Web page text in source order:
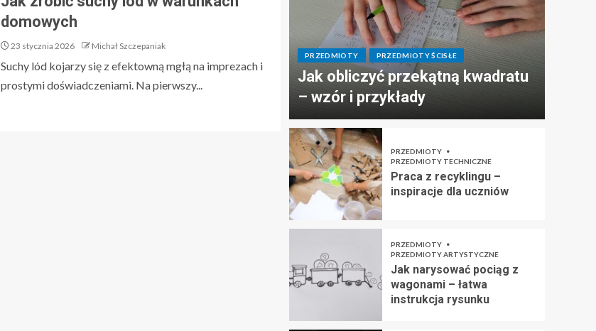
domowych
23 stycznia 2026 Michał Szczepaniak
Suchy lód kojarzy się z efektowną mgłą na imprezach i
prostymi doświadczeniami. Na pierwszy...
PRZEDMIOTY PRZEDMIOTY ŚCISŁE
Jak obliczyć przekątną kwadratu
– wzór i przykłady
PRZEDMIOTY
PRZEDMIOTY TECHNICZNE
Praca z recyklingu –
inspiracje dla uczniów
PRZEDMIOTY
PRZEDMIOTY ARTYSTYCZNE
Jak narysować pociąg z
wagonami – łatwa
instrukcja rysunku